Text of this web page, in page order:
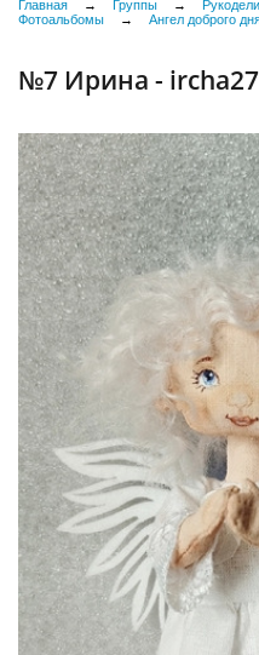
Главная → Группы →
Фотоальбомы
→ Ангел доброго
№7 Ирина -